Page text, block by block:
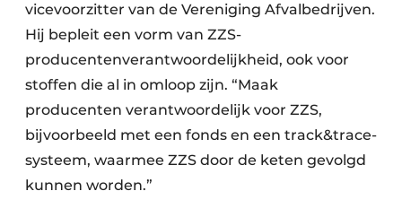
vicevoorzitter van de Vereniging Afvalbedrijven.
Hij bepleit een vorm van ZZS-
producentenverantwoordelijkheid, ook voor
stoffen die al in omloop zijn. “Maak
producenten verantwoordelijk voor ZZS,
bijvoorbeeld met een fonds en een track&trace-
systeem, waarmee ZZS door de keten gevolgd
kunnen worden.”